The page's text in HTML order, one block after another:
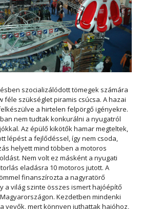
szocializálódott tömegek számára
féle szükséglet piramis csúcsa. A hazai
a hirtelen felpörgő igényekre.
nem tudtak konkurálni a nyugatról
Az épülő kikötők hamar megteltek,
lépést a fejlődéssel, így nem csoda,
helyett mind többen a motoros
Nem volt ez másként a nyugati
eladásra 10 motoros jutott. A
finanszírozta a nagyratörő
a világ szinte összes ismert hajóépítő
Kezdetben mindenki
vevők, mert könnyen juthattak hajóhoz,